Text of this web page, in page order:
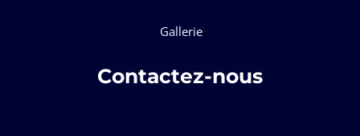
Gallerie
Contactez-nous